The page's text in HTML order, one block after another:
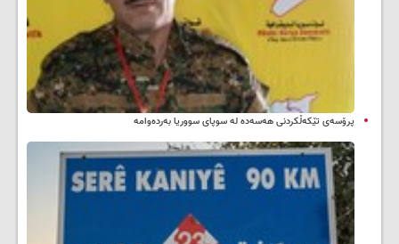
پرۆسەی تێکەڵکردنی هەسەدە لە سوپای سووریا بەردەوامە